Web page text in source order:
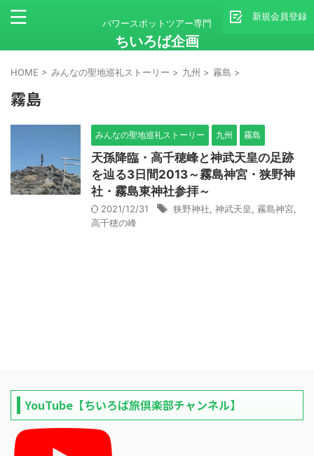
新規会員登録
パワースポットツアー専門
ちいろば企画
HOME > みんなの聖地巡礼ストーリー > 九州 > 霧島 >
霧島
みんなの聖地巡礼ストーリー 九州 霧島
天孫降臨・高千穂峰と神武天皇の足跡
を辿る3日間2013～霧島神宮・狭野神
社・霧島東神社参拝～
2021/12/31 狭野神社 神武天皇 霧島神宮
高千穂の峰
YouTube【ちいろば旅倶楽部チャンネル】